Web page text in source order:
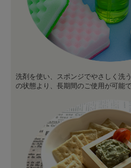
洗剤を使い、スポンジでやさしく洗
の状態より、長期間のご使用が可能で